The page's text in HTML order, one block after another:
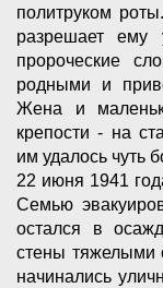
политруком
разрешает ему
пророческие
родными и
Жена и
крепости - на
им удалось чуть
22 июня 1941
Семью
остался в
стены тяжелыми
начинались